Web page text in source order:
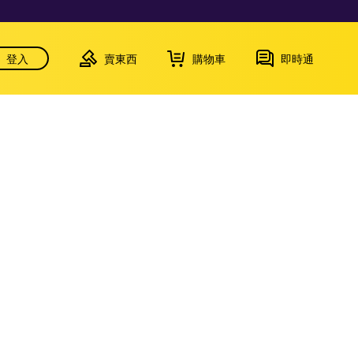
登入 賣東西 購物車 即時通